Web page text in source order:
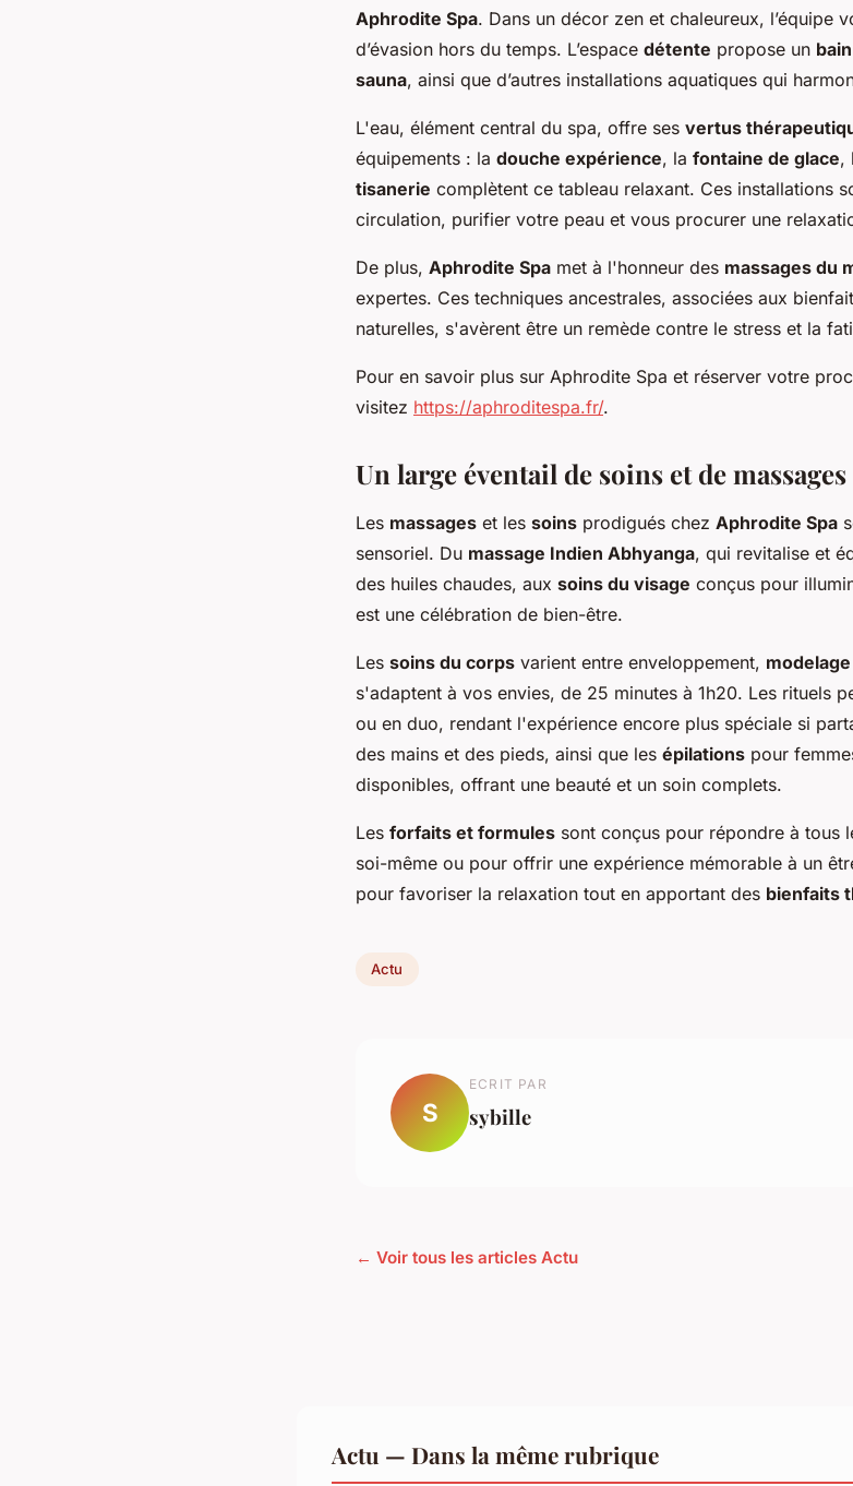
Aphrodite Spa. Dans un décor zen et chaleureux, l’équipe
d’évasion hors du temps. L’espace détente propose un
sauna, ainsi que d’autres installations aquatiques qui
L'eau, élément central du spa, offre ses vertus
équipements : la douche expérience, la fontaine de glace,
tisanerie complètent ce tableau relaxant. Ces installations
circulation, purifier votre peau et vous procurer une
De plus, Aphrodite Spa met à l'honneur des massages du
expertes. Ces techniques ancestrales, associées aux
naturelles, s'avèrent être un remède contre le stress et la
Pour en savoir plus sur Aphrodite Spa et réserver votre
visitez https://aphroditespa.fr/.
Un large éventail de soins et de massages
Les massages et les soins prodigués chez Aphrodite Spa
sensoriel. Du massage Indien Abhyanga, qui revitalise et
des huiles chaudes, aux soins du visage conçus pour
est une célébration de bien-être.
Les soins du corps varient entre enveloppement, modelage
s'adaptent à vos envies, de 25 minutes à 1h20. Les rituels
ou en duo, rendant l'expérience encore plus spéciale si
des mains et des pieds, ainsi que les épilations pour
disponibles, offrant une beauté et un soin complets.
Les forfaits et formules sont conçus pour répondre à tous
soi-même ou pour offrir une expérience mémorable à un
pour favoriser la relaxation tout en apportant des bienfaits
Actu
S
ECRIT PAR
sybille
← Voir tous les articles Actu
Actu — Dans la même rubrique